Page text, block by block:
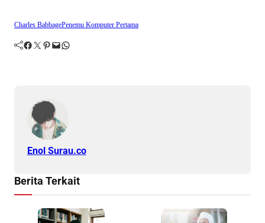
Charles BabbagePenemu Komputer Pertama
Facebook Twitter Pinterest Mail WhatsApp
Enol Surau.co
Berita Terkait